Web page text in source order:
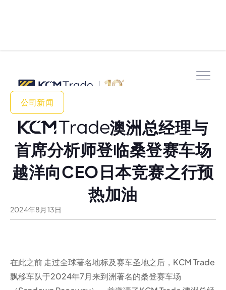
公司新闻
澳洲总经理与
首席分析师登临桑登赛车场
越洋向CEO日本竞赛之行预
热加油
2024年8 月 13日
在此之前 走过全球著名地标及赛车圣地之后，KCM Trade
飘移车队于2024年7月来到洲著名的桑登赛车场